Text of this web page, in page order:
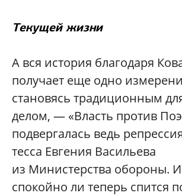
Текущей жизни
А вся история благодаря
получает еще одно
становясь традиционным
делом, — «Власть против
подвергалась ведь
тесса Евгения Васильева
из Министерства обороны. И
спокойно ли теперь спится